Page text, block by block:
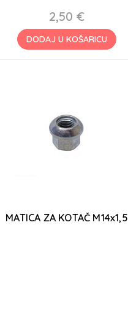
2,50 €
DODAJ U KOŠARICU
MATICA ZA KOTAČ M14x1,5